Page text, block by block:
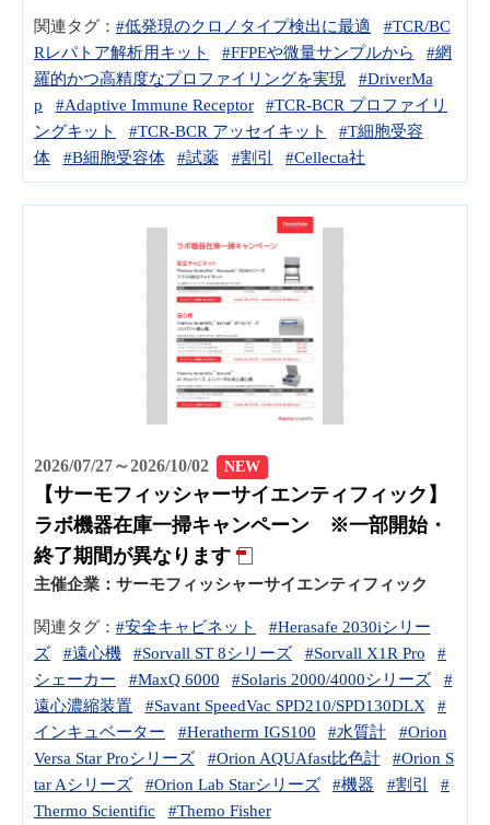
関連タグ： #低発現のクロノタイプ検出に最適
#TCR/BC
Rレパトア解析用キット
#FFPEや微量サンプルから
#網
羅的かつ高精度なプロファイリングを実現
#DriverMa
p
#Adaptive Immune Receptor
#TCR-BCR プロファイリ
ングキット
#TCR-BCR アッセイキット
#T細胞受容
体
#B細胞受容体 #試薬 #割引 #Cellecta社
2026/07/27～2026/10/02 NEW
【サーモフィッシャーサイエンティフィック】
ラボ機器在庫一掃キャンペーン ※一部開始・
終了期間が異なります
主催企業： サーモフィッシャーサイエンティフィック
関連タグ： #安全キャビネット
#Herasafe 2030iシリー
ズ
#遠心機 #Sorvall ST 8シリーズ #Sorvall X1R Pro
#
シェーカー
#MaxQ 6000 #Solaris 2000/4000シリーズ
#
遠心濃縮装置
#Savant SpeedVac SPD210/SPD130DLX
#
インキュベーター
#Heratherm IGS100 #水質計
#Orion
Versa Star Proシリーズ
#Orion AQUAfast比色計
#Orion S
tar Aシリーズ
#Orion Lab Starシリーズ #機器 #割引
#
Thermo Scientific
#Themo Fisher